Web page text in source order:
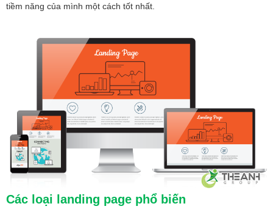
tiềm năng của mình một cách tốt nhất.
Các loại landing page phổ biến